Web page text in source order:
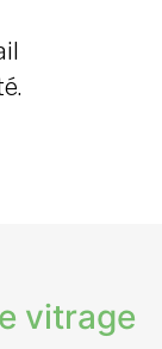
vitrage